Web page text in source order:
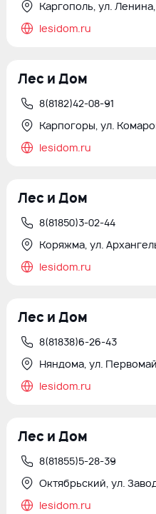
Каргополь, ул.
lesidom.ru
Лес и Дом
8(8182)42-08-91
Карпогоры, ул.
lesidom.ru
Лес и Дом
8(81850)3-02-44
Коряжма, ул.
lesidom.ru
Лес и Дом
8(81838)6-26-43
Няндома, ул.
lesidom.ru
Лес и Дом
8(81855)5-28-39
Октябрьский, ул.
lesidom.ru